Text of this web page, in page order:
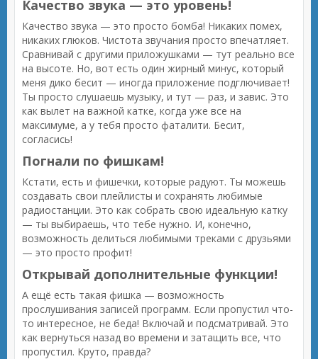
Качество звука — это уровень!
Качество звука — это просто бомба! Никаких помех,
никаких глюков. Чистота звучания просто впечатляет.
Сравнивай с другими приложушками — тут реально все
на высоте. Но, вот есть один жирный минус, который
меня дико бесит — иногда приложение подглючивает!
Ты просто слушаешь музыку, и тут — раз, и завис. Это
как вылет на важной катке, когда уже все на
максимуме, а у тебя просто фаталити. Бесит,
согласись!
Погнали по фишкам!
Кстати, есть и фишечки, которые радуют. Ты можешь
создавать свои плейлисты и сохранять любимые
радиостанции. Это как собрать свою идеальную катку
— ты выбираешь, что тебе нужно. И, конечно,
возможность делиться любимыми треками с друзьями
— это просто профит!
Открывай дополнительные функции!
А ещё есть такая фишка — возможность
прослушивания записей программ. Если пропустил что-
то интересное, не беда! Включай и подсматривай. Это
как вернуться назад во времени и затащить все, что
пропустил. Круто, правда?